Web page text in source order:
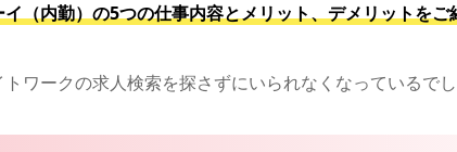
（内勤）の5つの仕事内容とメリット、デメリットをご
ワークの求人検索を探さずにいられなくなっているでし